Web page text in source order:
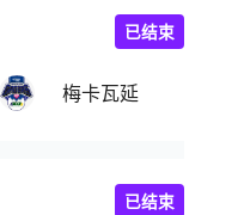
梅卡瓦延
已结束
已结束